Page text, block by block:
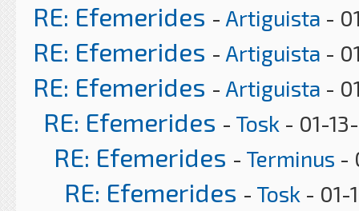
RE: Efemerides - Artiguista -
RE: Efemerides - Artiguista -
RE: Efemerides - Artiguista -
RE: Efemerides - Tosk - 01-
RE: Efemerides - Terminus -
RE: Efemerides - Tosk - 01-